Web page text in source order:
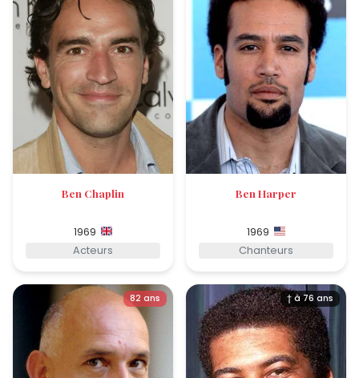
Ben Chaplin
1969
Acteurs
Ben Harper
1969
Chanteurs
82 ans † à 76 ans